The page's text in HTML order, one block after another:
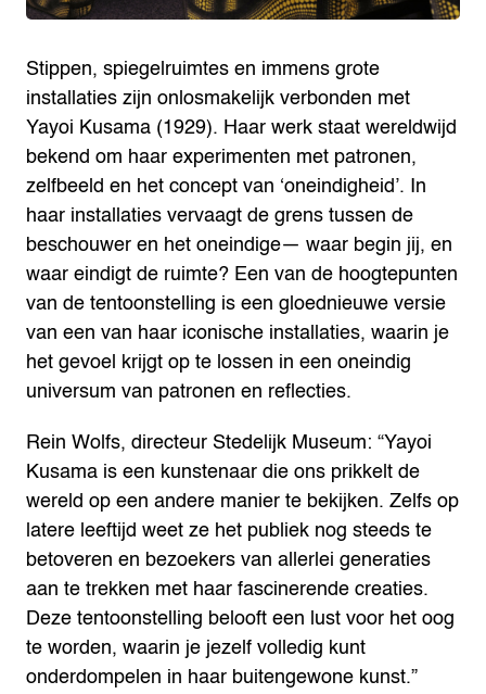
Stippen, spiegelruimtes en immens grote
installaties zijn onlosmakelijk verbonden met
Yayoi Kusama (1929). Haar werk staat wereldwijd
bekend om haar experimenten met patronen,
zelfbeeld en het concept van ‘oneindigheid’. In
haar installaties vervaagt de grens tussen de
beschouwer en het oneindige— waar begin jij, en
waar eindigt de ruimte? Een van de hoogtepunten
van de tentoonstelling is een gloednieuwe versie
van een van haar iconische installaties, waarin je
het gevoel krijgt op te lossen in een oneindig
universum van patronen en reflecties.
Rein Wolfs, directeur Stedelijk Museum: “Yayoi
Kusama is een kunstenaar die ons prikkelt de
wereld op een andere manier te bekijken. Zelfs op
latere leeftijd weet ze het publiek nog steeds te
betoveren en bezoekers van allerlei generaties
aan te trekken met haar fascinerende creaties.
Deze tentoonstelling belooft een lust voor het oog
te worden, waarin je jezelf volledig kunt
onderdompelen in haar buitengewone kunst.”